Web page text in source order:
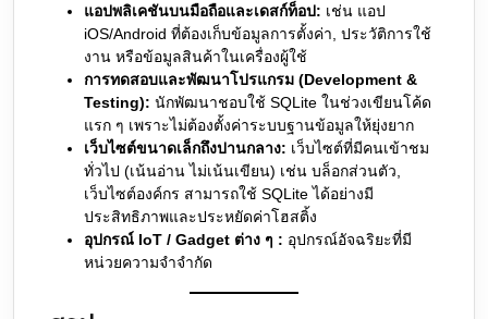
แอปพลิเคชันบนมือถือและเดสก์ท็อป: เช่น แอป
iOS/Android ที่ต้องเก็บข้อมูลการตั้งค่า, ประวัติการใช้
งาน หรือข้อมูลสินค้าในเครื่องผู้ใช้
การทดสอบและพัฒนาโปรแกรม (Development &
Testing): นักพัฒนาชอบใช้ SQLite ในช่วงเขียนโค้ด
แรก ๆ เพราะไม่ต้องตั้งค่าระบบฐานข้อมูลให้ยุ่งยาก
เว็บไซต์ขนาดเล็กถึงปานกลาง: เว็บไซต์ที่มีคนเข้าชม
ทั่วไป (เน้นอ่าน ไม่เน้นเขียน) เช่น บล็อกส่วนตัว,
เว็บไซต์องค์กร สามารถใช้ SQLite ได้อย่างมี
ประสิทธิภาพและประหยัดค่าโฮสติ้ง
อุปกรณ์ IoT / Gadget ต่าง ๆ : อุปกรณ์อัจฉริยะที่มี
หน่วยความจำจำกัด